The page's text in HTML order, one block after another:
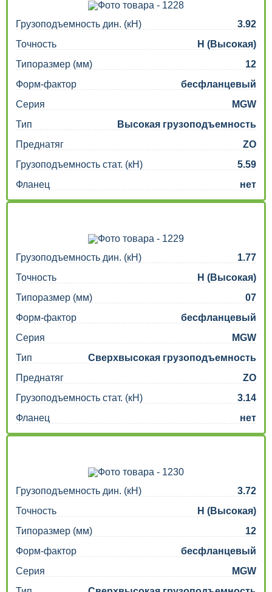
Грузоподъемность дин. (кН)
3.92
Точность
H (Высокая)
Типоразмер (мм)
12
Форм-фактор
бесфланцевый
Серия
MGW
Тип
Высокая грузоподъемность
Преднатяг
ZO
Грузоподъемность стат. (кН)
5.59
Фланец
нет
Грузоподъемность дин. (кН)
1.77
Точность
H (Высокая)
Типоразмер (мм)
07
Форм-фактор
бесфланцевый
Серия
MGW
Тип
Сверхвысокая грузоподъемность
Преднатяг
ZO
Грузоподъемность стат. (кН)
3.14
Фланец
нет
Грузоподъемность дин. (кН)
3.72
Точность
H (Высокая)
Типоразмер (мм)
12
Форм-фактор
бесфланцевый
Серия
MGW